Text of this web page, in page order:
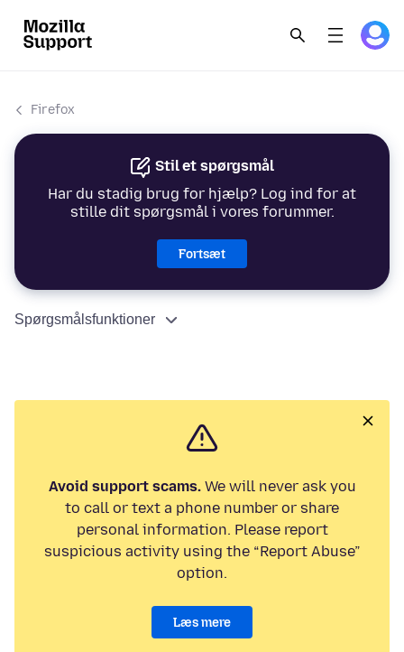
Firefox
Stil et spørgsmål
Har du stadig brug for hjælp? Log ind for at
stille dit spørgsmål i vores forummer.
Fortsæt
Spørgsmålsfunktioner
Avoid support scams.We will never ask you
to call or text a phone number or share
personal information. Please report
suspicious activity using the “Report Abuse”
option.
Læs mere